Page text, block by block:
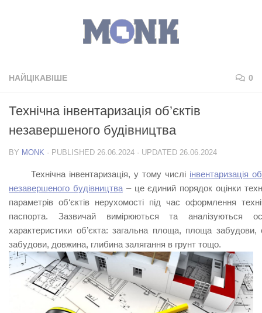
НАЙЦІКАВІШЕ 0
Технічна інвентаризація об’єктів
незавершеного будівництва
BY MONK · PUBLISHED 26.06.2024 · UPDATED 26.06.2024
Технічна інвентаризація, у тому числі інвентаризація
незавершеного будівництва– цеєдиний порядокоцінки
параметрівоб‘єктів нерухомості під часоформлення
паспорта. Зазвичай вимірюються та аналізуються
характеристики об’єкта: загальна площа, площа забудови,
забудови, довжина, глибина залягання в грунт тощо.